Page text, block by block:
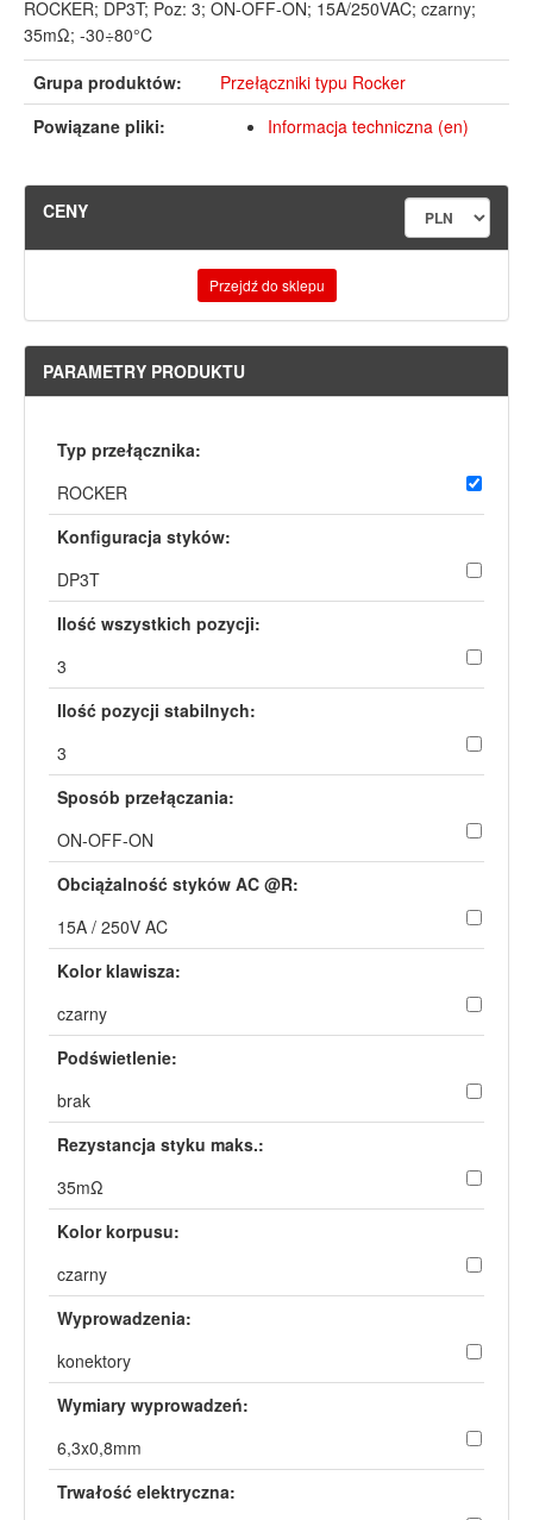
ROCKER; DP3T; Poz: 3; ON-OFF-ON; 15A/250VAC; czarny;
35mΩ; -30÷80°C
Grupa produktów:
Przełączniki typu Rocker
Powiązane pliki:
Informacja techniczna (en)
CENY
Przejdź do sklepu
PARAMETRY PRODUKTU
Typ przełącznika:
ROCKER
Konfiguracja styków:
DP3T
Ilość wszystkich pozycji:
3
Ilość pozycji stabilnych:
3
Sposób przełączania:
ON-OFF-ON
Obciążalność styków AC @R:
15A / 250V AC
Kolor klawisza:
czarny
Podświetlenie:
brak
Rezystancja styku maks.:
35mΩ
Kolor korpusu:
czarny
Wyprowadzenia:
konektory
Wymiary wyprowadzeń:
6,3x0,8mm
Trwałość elektryczna: